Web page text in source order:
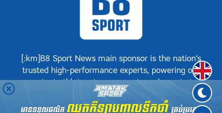
[:km]B8 Sport News main sponsor is the nation’s
trusted high-performance experts, powering our
greatest athletes, teams, sports and events to
achieve positive success.[:]